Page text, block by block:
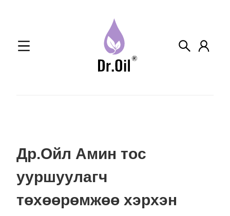
Др.Ойл Амин тос
ууршуулагч
төхөөрөмжөө хэрхэн